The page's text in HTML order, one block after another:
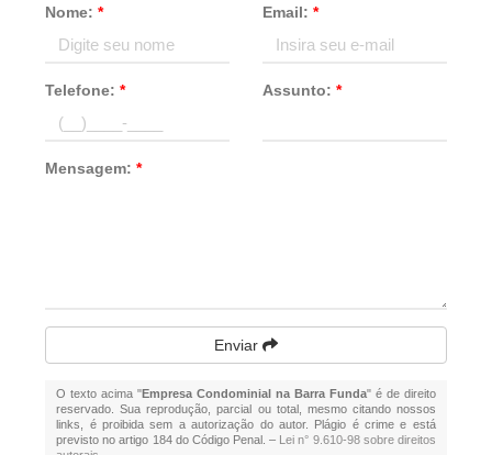
Nome:* Email: *
Telefone:* Assunto: *
Mensagem:*
Enviar
O texto acima "Empresa Condominial na Barra Funda" é de direito
reservado. Sua reprodução, parcial ou total, mesmo citando nossos
links, é proibida sem a autorização do autor. Plágio é crime e está
previsto no artigo 184 do Código Penal. – Lei n° 9.610-98 sobre direitos